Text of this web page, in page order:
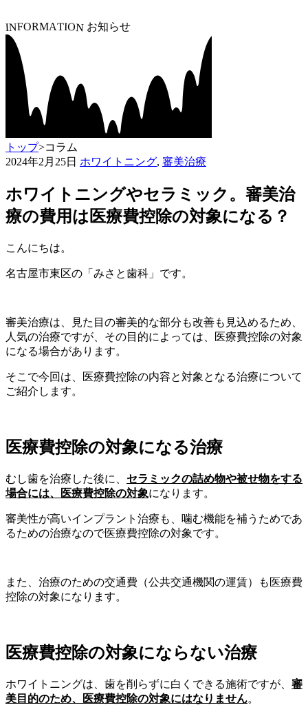
INFORMATION お知らせ
トップ>コラム
2024年2月25日 ホワイトニング, 審美治療
ホワイトニングやセラミック。審美治
療の費用は医療費控除の対象になる？
こんにちは。
名古屋市東区の「みさと歯科」です。
審美治療は、見た目の審美的な部分も改善も見込めるため、
人気の治療ですが、その目的によっては、医療費控除の対象
になる場合があります。
そこで今回は、医療費控除の内容と対象となる治療について
ご紹介します。
医療費控除の対象になる治療
むし歯を治療した後に、 セラミックの詰め物や被せ物をする
場合には、医療費控除の対象になります。
審美性が高いインプラント治療も、噛む機能を補うためであ
るための治療なので医療費控除の対象です。
また、治療のための交通費（公共交通機関の運賃）も医療費
控除の対象になります。
医療費控除の対象にならない治療
ホワイトニングは、歯を削らずに白くできる施術ですが、 審
美目的のため、医療費控除の対象にはなりません。